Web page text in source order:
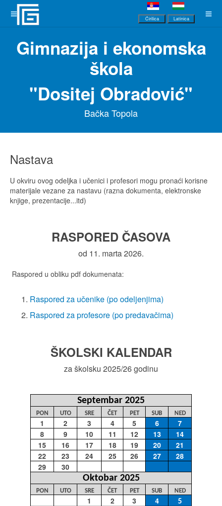
Ćirilica Latinica
Gimnazija i ekonomska
škola
"Dositej Obradović"
Bačka Topola
Nastava
U okviru ovog odeljka i učenici i profesori mogu pronaći korisne
materijale vezane za nastavu (razna dokumenta, elektronske
knjige, prezentacije...itd)
RASPORED ČASOVA
od 11. marta 2026.
Raspored u obliku pdf dokumenata:
Raspored za učenike (po odeljenjima)
Raspored za profesore (po predavačima)
ŠKOLSKI KALENDAR
za školsku 2025/26 godinu
Septembar 2025
PON UTO SRE ČET PET SUB NED
1 2 3 4 5 6
7
8
9 10 11 12 13
14
15
16 17 18 19 20
21
22
23 24 25 26 27
28
29
30
Oktobar 2025
PON UTO SRE ČET PET SUB NED
1 2 3 4 5